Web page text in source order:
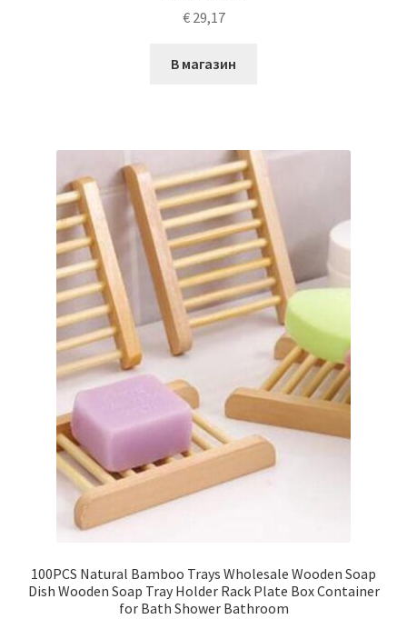
€29,17
В магазин
100PCS Natural Bamboo Trays Wholesale Wooden Soap
Dish Wooden Soap Tray Holder Rack Plate Box Container
for Bath Shower Bathroom